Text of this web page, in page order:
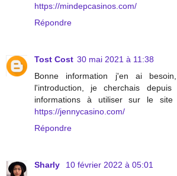
https://mindepcasinos.com/
Répondre
Tost Cost 30 mai 2021 à 11:38
Bonne information j'en ai
l'introduction, je cherchais
informations à utiliser sur le
https://jennycasino.com/
Répondre
Sharly
10 février 2022 à 05:01